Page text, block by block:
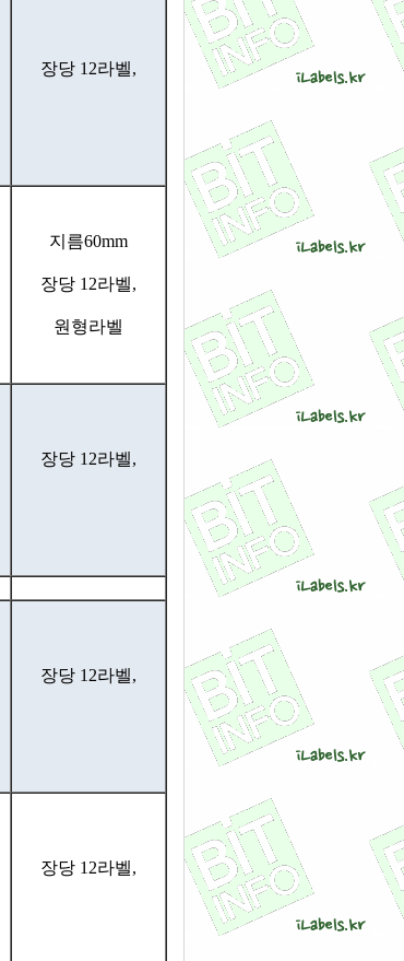
장당 12라벨,
지름60mm
장당 12라벨,
원형라벨
장당 12라벨,
장당 12라벨,
장당 12라벨,